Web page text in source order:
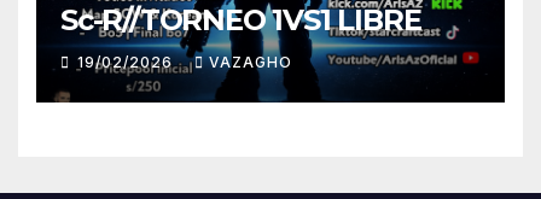
Sc-R//TORNEO 1VS1 LIBRE
19/02/2026 VAZAGHO